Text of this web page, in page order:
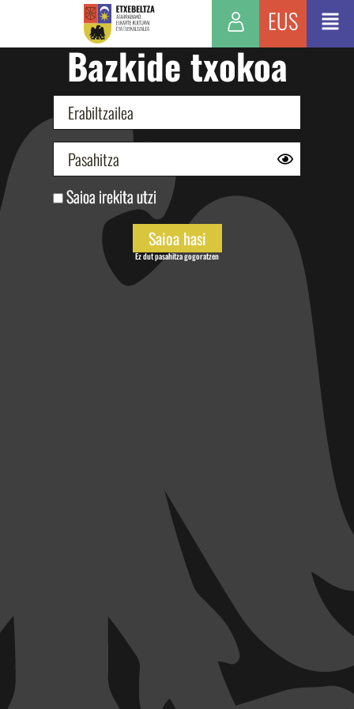
EUS
Bazkide txokoa
Saioa irekita utzi
Ez dut pasahitza gogoratzen